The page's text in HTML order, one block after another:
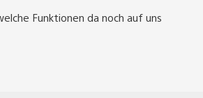
Funktionen da noch auf uns